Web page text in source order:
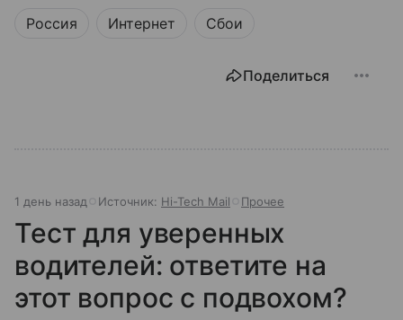
Россия Интернет Сбои
Поделиться
1 день назад Источник: Hi-Tech Mail Прочее
Тест для уверенных
водителей: ответите на
этот вопрос с подвохом?